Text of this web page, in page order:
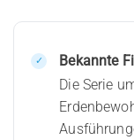
Bekannte
Die Serie